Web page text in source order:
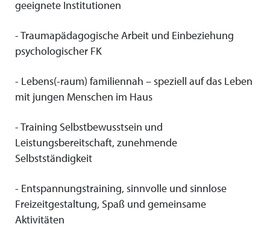
geeignete Institutionen
- Traumapädagogische Arbeit und Einbeziehung
psychologischer FK
- Lebens(-raum) familiennah – speziell auf das Leben
mit jungen Menschen im Haus
- Training Selbstbewusstsein und
Leistungsbereitschaft, zunehmende
Selbstständigkeit
- Entspannungstraining, sinnvolle und sinnlose
Freizeitgestaltung, Spaß und gemeinsame
Aktivitäten